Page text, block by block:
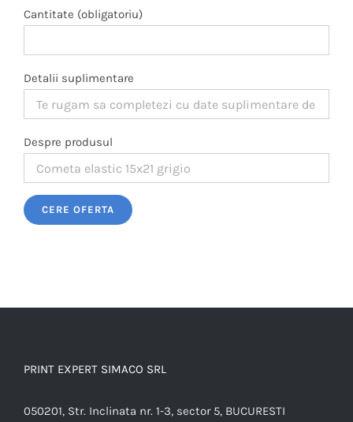
Cantitate (obligatoriu)
Detalii suplimentare
Despre produsul
Please leave this field empty.
PRINT EXPERT SIMACO SRL
050201, Str. Inclinata nr. 1-3, sector 5, BUCURESTI